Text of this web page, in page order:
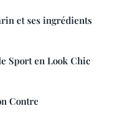
et ses ingrédients
Sport en Look Chic
Contre